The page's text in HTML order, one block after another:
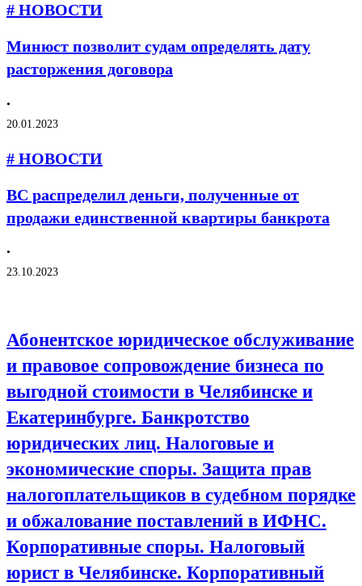
# НОВОСТИ
Минюст позволит судам определять дату
расторжения договора
•
20.01.2023
# НОВОСТИ
ВС распределил деньги, полученные от
продажи единственной квартиры банкрота
•
23.10.2023
Абонентское юридическое обслуживание
и правовое сопровождение бизнеса по
выгодной стоимости в Челябинске и
Екатеринбурге. Банкротство
юридических лиц. Налоговые и
экономические споры. Защита прав
налогоплательщиков в судебном порядке
и обжалование поставлений в ИФНС.
Корпоративные споры. Налоговый
юрист в Челябинске. Корпоративный